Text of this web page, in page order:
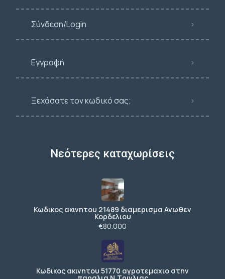
Σύνδεση/Login
Εγγραφή
Ξεχάσατε τον κωδικό σας;
Νεότερες καταχωρίσεις
Κωδικος ακινητου 21489 διαμερισμα Ανωθεν
Κορδελιου
€80.000
Κωδικος ακινητου 51770 αγροτεμαχιο στην